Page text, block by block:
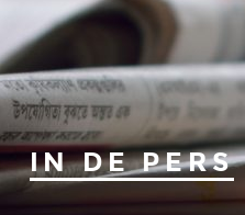
IN DE PERS